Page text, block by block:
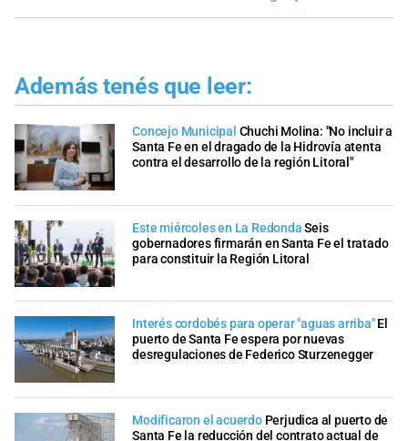
Además tenés que leer:
Concejo Municipal Chuchi Molina: "No incluir a
Santa Fe en el dragado de la Hidrovía atenta
contra el desarrollo de la región Litoral"
Este miércoles en La Redonda Seis
gobernadores firmarán en Santa Fe el tratado
para constituir la Región Litoral
Interés cordobés para operar "aguas arriba"El
puerto de Santa Fe espera por nuevas
desregulaciones de Federico Sturzenegger
Modificaron el acuerdo Perjudica al puerto de
Santa Fe la reducción del contrato actual de